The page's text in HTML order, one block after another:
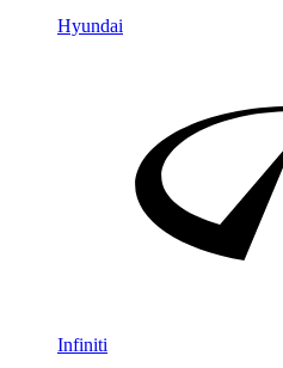
Hyundai
Infiniti